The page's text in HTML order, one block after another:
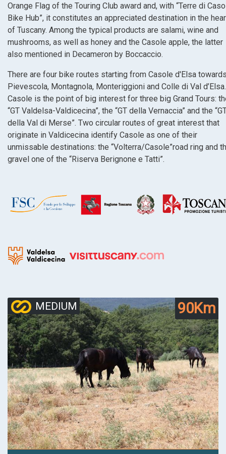
Orange Flag of the Touring Club award and, with “Terre di
Bike Hub”, it constitutes an appreciated destination in the
of Tuscany. Among the typical products are salami, wine and
mushrooms, as well as honey and the Casole apple, the latter
also mentioned in Decameron by Boccaccio.
There are four bike routes starting from Casole d'Elsa
Pievescola, Montagnola, Monteriggioni and Colle di Val d’Elsa.
Casole is the point of big interest for three big Grand Tours:
“GT Valdelsa-Valdicecina”, the “GT della Vernaccia” and the
della Val di Merse”. Two circular routes of great interest that
originate in Valdicecina identify Casole as one of their
unmissable destinations: the “Volterra/Casole”road ring and
gravel one of the “Riserva Berignone e Tatti”.
MEDIUM 90Km